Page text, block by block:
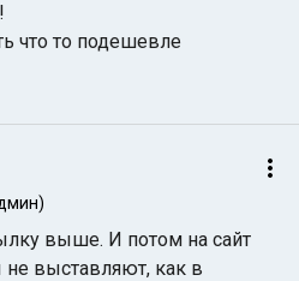
что то подешевле
выше. И потом на сайт
выставляют, как в